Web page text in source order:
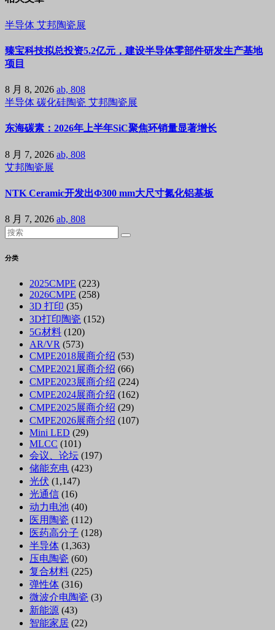
半导体 艾邦陶瓷展
臻宝科技拟总投资5.2亿元，建设半导体零部件研发生产基地
项目
8 月 8, 2026 ab, 808
半导体 碳化硅陶瓷 艾邦陶瓷展
东海碳素：2026年上半年SiC聚焦环销量显著增长
8 月 7, 2026 ab, 808
艾邦陶瓷展
NTK Ceramic开发出Φ300 mm大尺寸氮化铝基板
8 月 7, 2026 ab, 808
分类
2025CMPE (223)
2026CMPE (258)
3D 打印 (35)
3D打印陶瓷 (152)
5G材料 (120)
AR/VR (573)
CMPE2018展商介绍 (53)
CMPE2021展商介绍 (66)
CMPE2023展商介绍 (224)
CMPE2024展商介绍 (162)
CMPE2025展商介绍 (29)
CMPE2026展商介绍 (107)
Mini LED (29)
MLCC (101)
会议、论坛 (197)
储能充电 (423)
光伏 (1,147)
光通信 (16)
动力电池 (40)
医用陶瓷 (112)
医药高分子 (128)
半导体 (1,363)
压电陶瓷 (60)
复合材料 (225)
弹性体 (316)
微波介电陶瓷 (3)
新能源 (43)
智能家居 (22)